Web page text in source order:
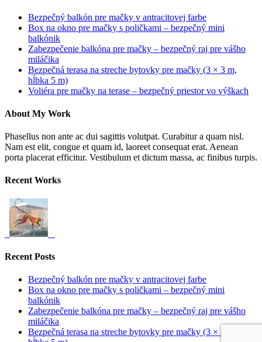
Bezpečný balkón pre mačky v antracitovej farbe
Box na okno pre mačky s poličkami – bezpečný mini
balkónik
Zabezpečenie balkóna pre mačky – bezpečný raj pre vášho
miláčika
Bezpečná terasa na streche bytovky pre mačky (3 × 3 m,
hĺbka 5 m)
Voliéra pre mačky na terase – bezpečný priestor vo výškach
About My Work
Phasellus non ante ac dui sagittis volutpat. Curabitur a quam nisl.
Nam est elit, congue et quam id, laoreet consequat erat. Aenean
porta placerat efficitur. Vestibulum et dictum massa, ac finibus turpis.
Recent Works
Recent Posts
Bezpečný balkón pre mačky v antracitovej farbe
Box na okno pre mačky s poličkami – bezpečný mini
balkónik
Zabezpečenie balkóna pre mačky – bezpečný raj pre vášho
miláčika
Bezpečná terasa na streche bytovky pre mačky (3 × 3 m,